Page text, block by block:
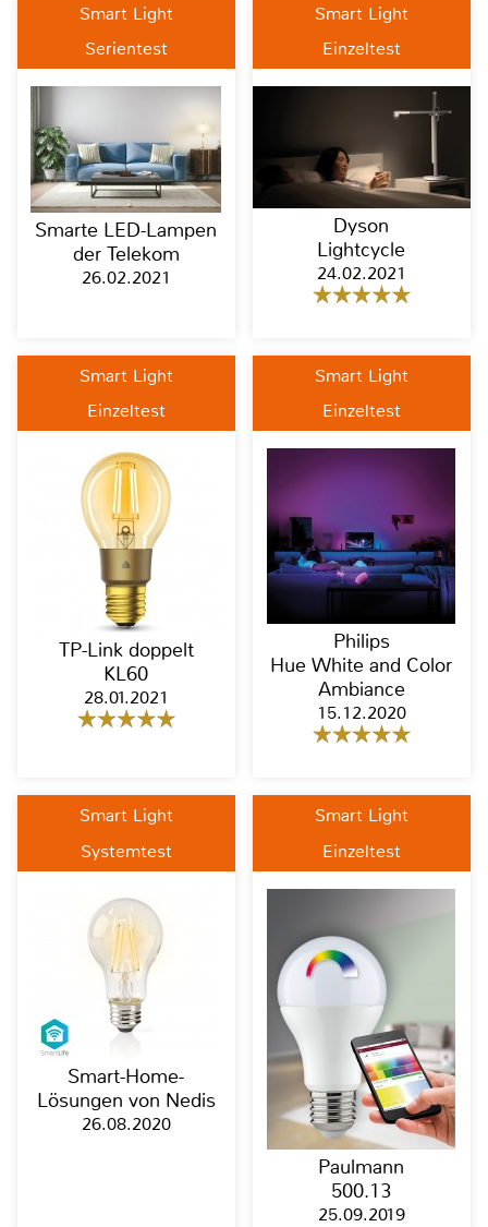
Smart Light
Serientest
Smarte LED-Lampen
der Telekom
26.02.2021
Smart Light
Einzeltest
Dyson
Lightcycle
24.02.2021
Smart Light
Einzeltest
TP-Link doppelt
KL60
28.01.2021
Smart Light
Einzeltest
Philips
Hue White and Color
Ambiance
15.12.2020
Smart Light
Systemtest
Smart-Home-
Lösungen von Nedis
26.08.2020
Smart Light
Einzeltest
Paulmann
500.13
25.09.2019